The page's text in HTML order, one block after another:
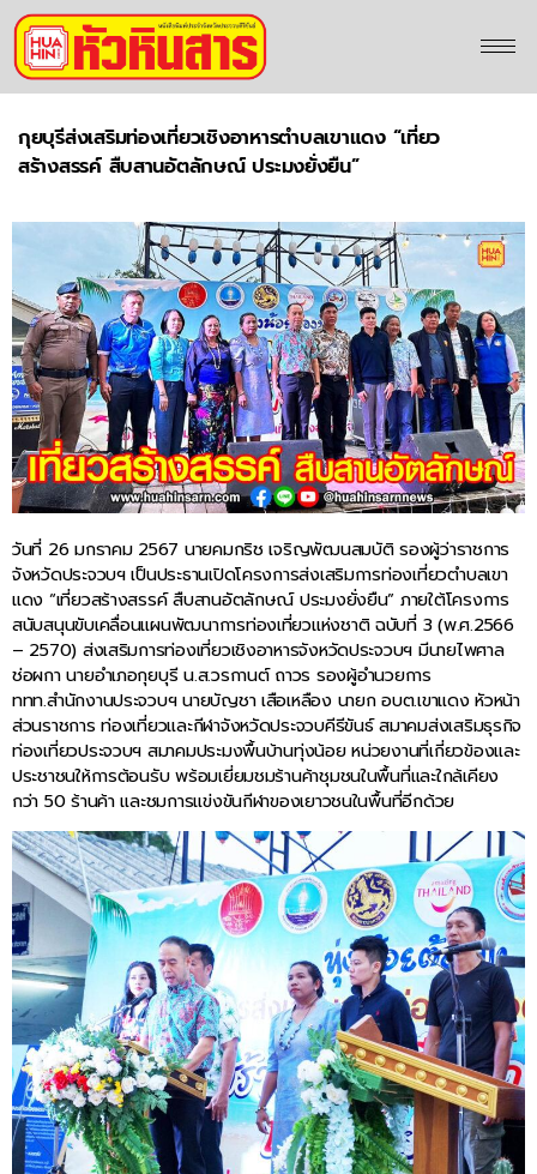
กุยบุรีส่งเสริมท่องเที่ยวเชิงอาหารตำบลเขาแดง “เที่ยว
สร้างสรรค์ สืบสานอัตลักษณ์ ประมงยั่งยืน”
วันที่ 26 มกราคม 2567 นายคมกริช เจริญพัฒนสมบัติ รองผู้ว่าราชการ
จังหวัดประจวบฯ เป็นประธานเปิดโครงการส่งเสริมการท่องเที่ยวตำบลเขา
แดง “เที่ยวสร้างสรรค์ สืบสานอัตลักษณ์ ประมงยั่งยืน” ภายใต้โครงการ
สนับสนุนขับเคลื่อนแผนพัฒนาการท่องเที่ยวแห่งชาติ ฉบับที่ 3 (พ.ศ.2566
– 2570) ส่งเสริมการท่องเที่ยวเชิงอาหารจังหวัดประจวบฯ มีนายไพศาล
ช่อผกา นายอำเภอกุยบุรี น.ส.วรกานต์ ถาวร รองผู้อำนวยการ
ททท.สำนักงานประจวบฯ นายบัญชา เสือเหลือง นายก อบต.เขาแดง หัวหน้า
ส่วนราชการ ท่องเที่ยวและกีฬาจังหวัดประจวบคีรีขันธ์ สมาคมส่งเสริมธุรกิจ
ท่องเที่ยวประจวบฯ สมาคมประมงพื้นบ้านทุ่งน้อย หน่วยงานที่เกี่ยวข้องและ
ประชาชนให้การต้อนรับ พร้อมเยี่ยมชมร้านค้าชุมชนในพื้นที่และใกล้เคียง
กว่า 50 ร้านค้า และชมการแข่งขันกีฬาของเยาวชนในพื้นที่อีกด้วย